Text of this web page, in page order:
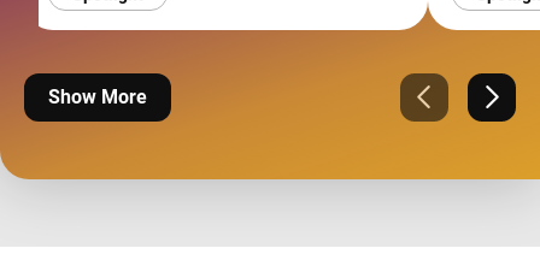
Show More
PreviousNext